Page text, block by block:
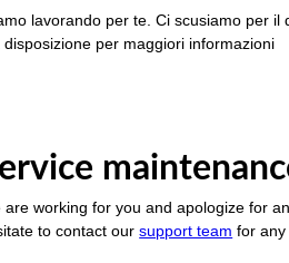
lavorando per te. Ci scusiamo per
disposizione per maggiori informazioni
are working for you and apologize for
to contact oursupport team for